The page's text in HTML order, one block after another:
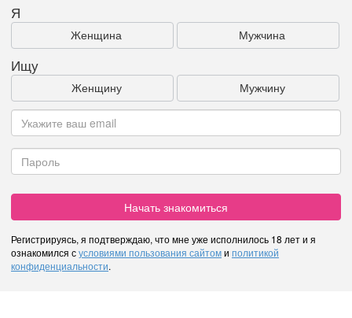
Я
Женщина Мужчина
Ищу
Женщину Мужчину
Начать знакомиться
Регистрируясь, я подтверждаю, что мне уже исполнилось 18 лет и я
ознакомился сусловиями пользования сайтоми политикой
конфиденциальности.